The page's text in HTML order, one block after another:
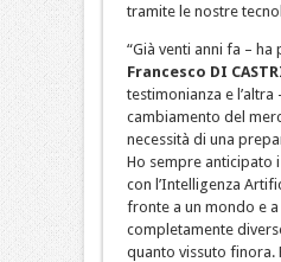
tramite le nostre
“Già venti anni fa –
Francesco DI
testimonianza e
cambiamento del
necessità di una
Ho sempre anticipato
con l’Intelligenza
fronte a un mondo e
completamente
quanto vissuto finora.